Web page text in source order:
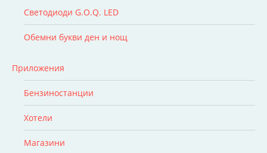
Светодиоди G.O.Q. LED
Обемни букви ден и нощ
Приложения
Бензиностанции
Хотели
Магазини